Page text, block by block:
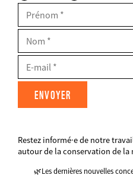
FIELDSET
Prénom
Nom
Restez informé·e de notre
autour de la conservation de la
Les dernières nouvelles